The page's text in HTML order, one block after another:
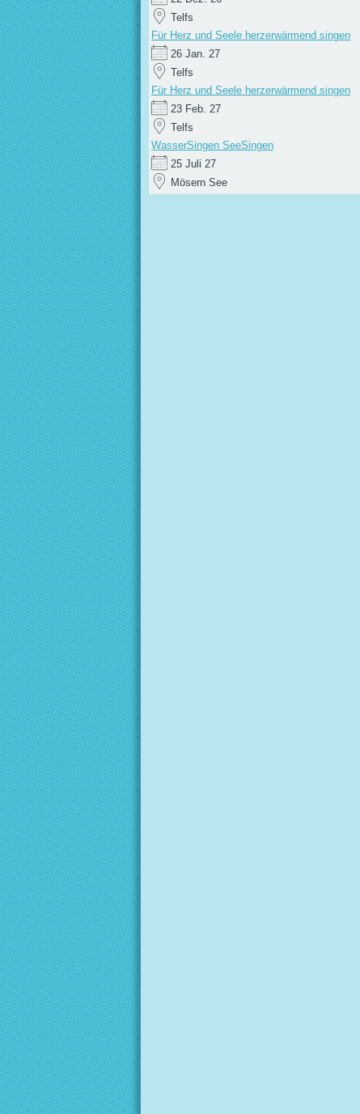
Telfs
Für Herz und Seele herzerwärmend singen
26 Jan. 27
Telfs
Für Herz und Seele herzerwärmend singen
23 Feb. 27
Telfs
WasserSingen SeeSingen
25 Juli 27
Mösern See